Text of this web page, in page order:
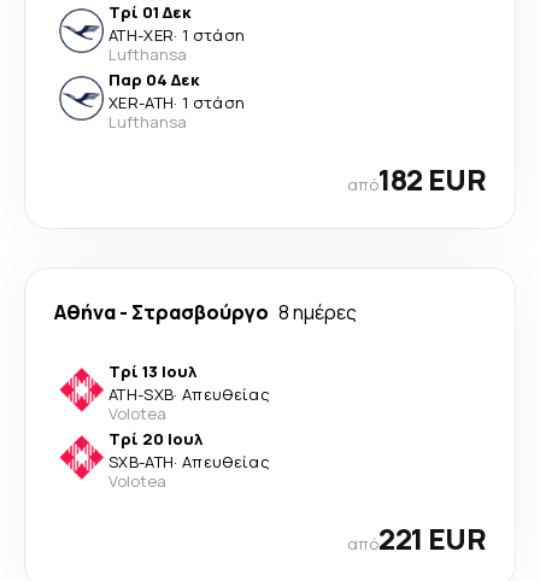
Τρί 01 Δεκ
ATH-XER· 1 στάση
Lufthansa
Παρ 04 Δεκ
XER-ATH· 1 στάση
Lufthansa
από182 EUR
Αθήνα- Στρασβούργο 8 ημέρες
Τρί 13 Ιουλ
ATH-SXB· Απευθείας
Volotea
Τρί 20 Ιουλ
SXB-ATH· Απευθείας
Volotea
από221 EUR